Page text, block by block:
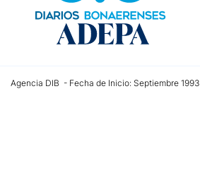
Agencia DIB - Fecha de Inicio: Septiembre 1993